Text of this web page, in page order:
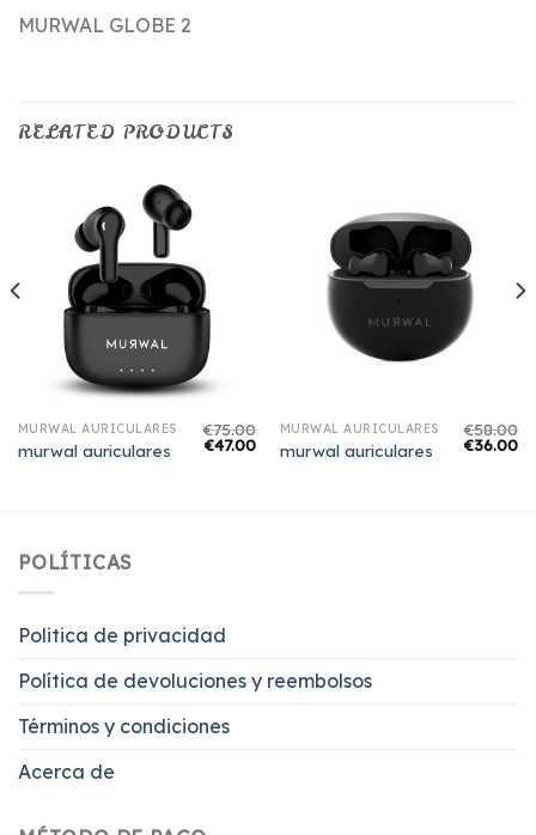
MURWAL GLOBE 2
RELATED PRODUCTS
MURWAL AURICULARES
murwal auriculares
€75.00
€47.00
MURWAL AURICULARES
murwal auriculares
€58.00
€36.00
POLÍTICAS
Politica de privacidad
Política de devoluciones y reembolsos
Términos y condiciones
Acerca de